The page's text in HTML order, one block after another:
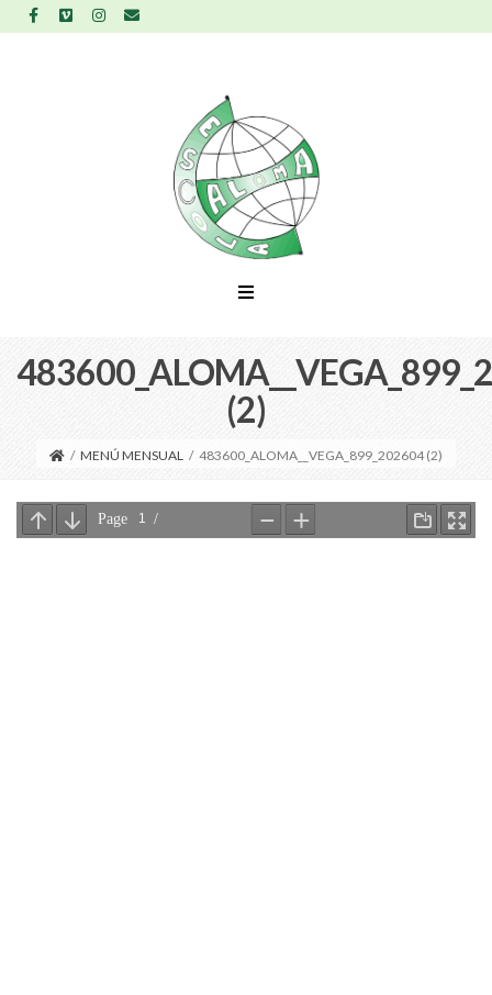
(2)
/ MENÚ MENSUAL / 483600_ALOMA__VEGA_899_202604 (2)